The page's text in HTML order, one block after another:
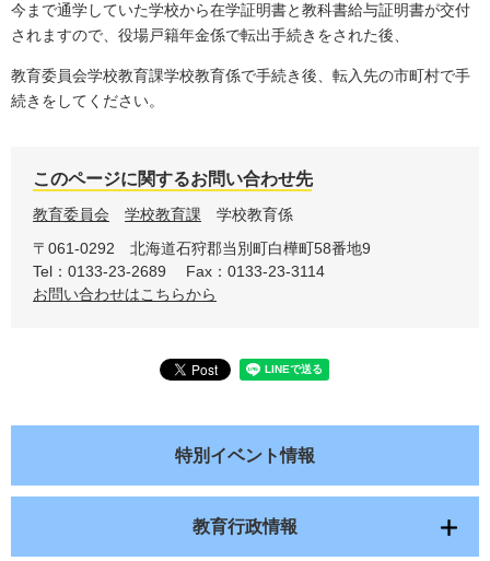
今まで通学していた学校から在学証明書と教科書給与証明書が交付
されますので、役場戸籍年金係で転出手続きをされた後、
教育委員会学校教育課学校教育係で手続き後、転入先の市町村で手
続きをしてください。
このページに関するお問い合わせ先
教育委員会 学校教育課
学校教育係
〒061-0292
北海道石狩郡当別町白樺町58番地9
Tel：0133-23-2689
Fax：0133-23-3114
お問い合わせはこちらから
特別イベント情報
教育行政情報